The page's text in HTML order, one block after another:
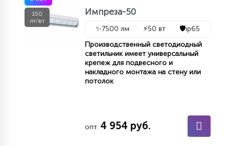
УПРАВЛЕНИЕ СВЕТОМ
КОМПЛЕКТУЮЩИЕ
ПОДВЕСНЫЕ
150
лт/вт
Импреза-50
✨7500 лм ⚡50 вт 🛡️ip65
Производственный светодиодный
светильник имеет универсальный
крепеж для подвесного и
накладного монтажа на стену или
потолок
опт. 4 954 руб.